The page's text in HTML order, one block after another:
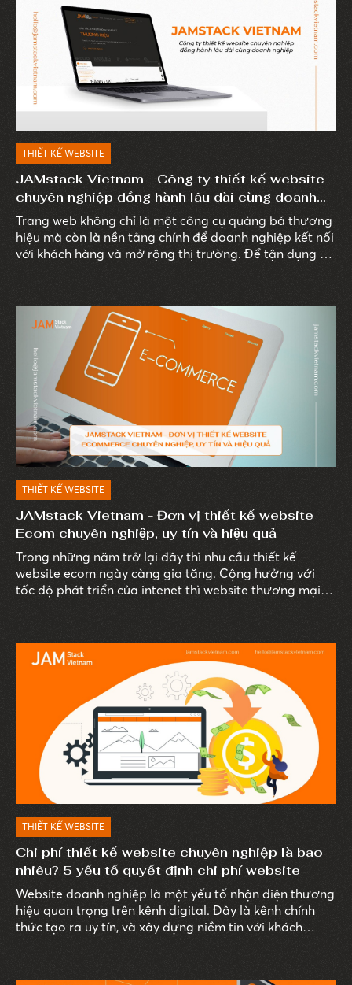
THIẾT KẾ WEBSITE
JAMstack Vietnam - Công ty thiết kế website
chuyên nghiệp đồng hành lâu dài cùng doanh
nghiệp
Trang web không chỉ là một công cụ quảng bá thương
hiệu mà còn là nền tảng chính để doanh nghiệp kết nối
với khách hàng và mở rộng thị trường. Để tận dụng tối
lược quan trọng.
THIẾT KẾ WEBSITE
JAMstack Vietnam - Đơn vị thiết kế website
Ecom chuyên nghiệp, uy tín và hiệu quả
Trong những năm trở lại đây thì nhu cầu thiết kế
website ecom ngày càng gia tăng. Cộng hưởng với
tốc độ phát triển của intenet thì website thương mại
nhất hiện nay.
THIẾT KẾ WEBSITE
Chi phí thiết kế website chuyên nghiệp là bao
nhiêu? 5 yếu tố quyết định chi phí website
Website doanh nghiệp là một yếu tố nhận diện thương
hiệu quan trọng trên kênh digital. Đây là kênh chính
thức tạo ra uy tín, và xây dựng niềm tin với khách